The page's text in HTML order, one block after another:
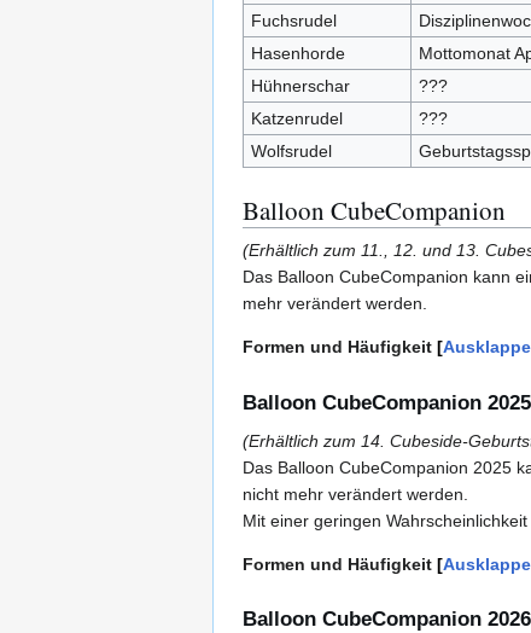
Fuchsrudel
Hasenhorde
Mottomonat
Hühnerschar
???
Katzenrudel
???
Wolfsrudel
Balloon CubeCompanion
(Erhältlich zum 11., 12. und 13.
Das Balloon CubeCompanion kann
mehr verändert werden.
Formen und Häufigkeit
Balloon CubeCompanion 2025
(Erhältlich zum 14. Cubeside-
Das Balloon CubeCompanion 2025
nicht mehr verändert werden.
Mit einer geringen
Formen und Häufigkeit
Balloon CubeCompanion 2026